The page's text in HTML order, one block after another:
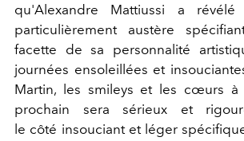
qu'Alexandre Mattiussi a
particulièrement austère
facette de sa personnalité
journées ensoleillées et
Martin, les smileys et les cœurs à
prochain sera sérieux et
le côté insouciant et léger